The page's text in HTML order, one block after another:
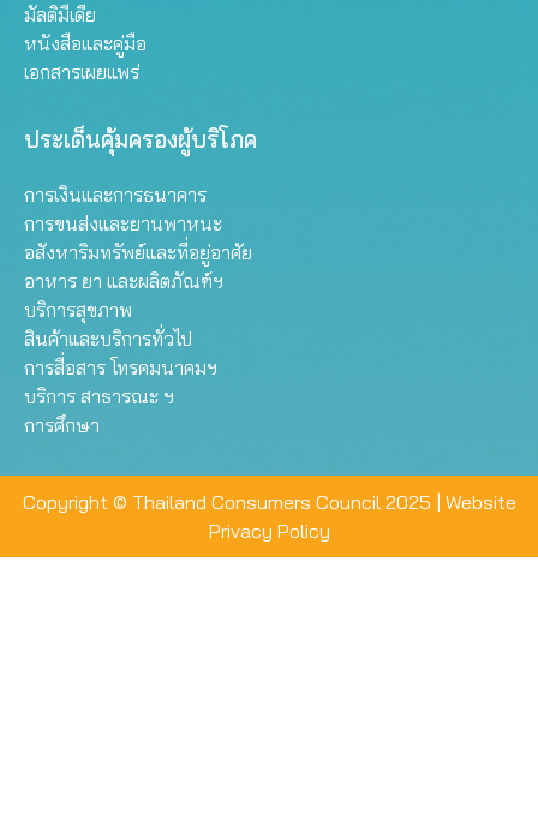
มัลติมีเดีย
หนังสือและคู่มือ
เอกสารเผยแพร่
ประเด็นคุ้มครองผู้บริโภค
การเงินและการธนาคาร
การขนส่งและยานพาหนะ
อสังหาริมทรัพย์และที่อยู่อาศัย
อาหาร ยา และผลิตภัณฑ์ฯ
บริการสุขภาพ
สินค้าและบริการทั่วไป
การสื่อสาร โทรคมนาคมฯ
บริการ สาธารณะ ฯ
การศึกษา
Copyright © Thailand Consumers Council 2025 | Website
Privacy Policy